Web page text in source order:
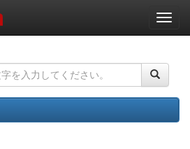
ナ
ビ
ー
ョ
ン